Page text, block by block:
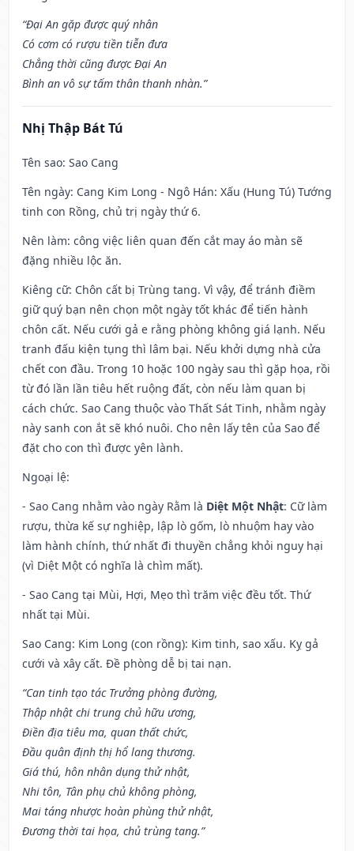
“Đại An gặp được quý nhân
Có cơm có rượu tiền tiễn đưa
Chẳng thời cũng được Đại An
Bình an vô sự tấm thân thanh nhàn.”
Nhị Thập Bát Tú
Tên sao: Sao Cang
Tên ngày: Cang Kim Long - Ngô Hán: Xấu (Hung Tú) Tướng
tinh con Rồng, chủ trị ngày thứ 6.
Nên làm: công việc liên quan đến cắt may áo màn sẽ
đặng nhiều lộc ăn.
Kiêng cữ: Chôn cất bị Trùng tang. Vì vậy, để tránh điềm
giữ quý bạn nên chọn một ngày tốt khác để tiến hành
chôn cất. Nếu cưới gả e rằng phòng không giá lạnh. Nếu
tranh đấu kiện tụng thì lâm bại. Nếu khởi dựng nhà cửa
chết con đầu. Trong 10 hoặc 100 ngày sau thì gặp họa, rồi
từ đó lần lần tiêu hết ruộng đất, còn nếu làm quan bị
cách chức. Sao Cang thuộc vào Thất Sát Tinh, nhằm ngày
này sanh con ắt sẽ khó nuôi. Cho nên lấy tên của Sao để
đặt cho con thì được yên lành.
Ngoại lệ:
- Sao Cang nhằm vào ngày Rằm là Diệt Một Nhật: Cữ làm
rượu, thừa kế sự nghiệp, lập lò gốm, lò nhuộm hay vào
làm hành chính, thứ nhất đi thuyền chẳng khỏi nguy hại
(vì Diệt Một có nghĩa là chìm mất).
- Sao Cang tại Mùi, Hợi, Mẹo thì trăm việc đều tốt. Thứ
nhất tại Mùi.
Sao Cang: Kim Long (con rồng): Kim tinh, sao xấu. Kỵ gả
cưới và xây cất. Đề phòng dễ bị tai nạn.
“Can tinh tạo tác Trưởng phòng đường,
Thập nhật chi trung chủ hữu ương,
Điền địa tiêu ma, quan thất chức,
Đầu quân định thị hổ lang thương.
Giá thú, hôn nhân dụng thử nhật,
Nhi tôn, Tân phụ chủ không phòng,
Mai táng nhược hoàn phùng thử nhật,
Đương thời tai họa, chủ trùng tang.”